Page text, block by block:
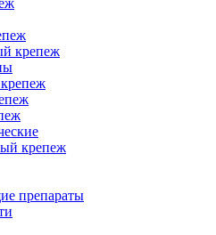
крепеж
крепеж
препараты